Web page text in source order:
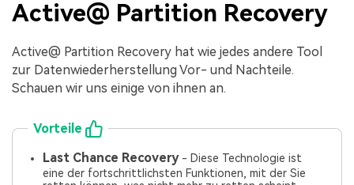
Active@ Partition Recovery
Active@ Partition Recovery hat wie jedes andere Tool
zur Datenwiederherstellung Vor- und Nachteile.
Schauen wir uns einige von ihnen an.
Vorteile
Last Chance Recovery- Diese Technologie ist
eine der fortschrittlichsten Funktionen, mit der Sie